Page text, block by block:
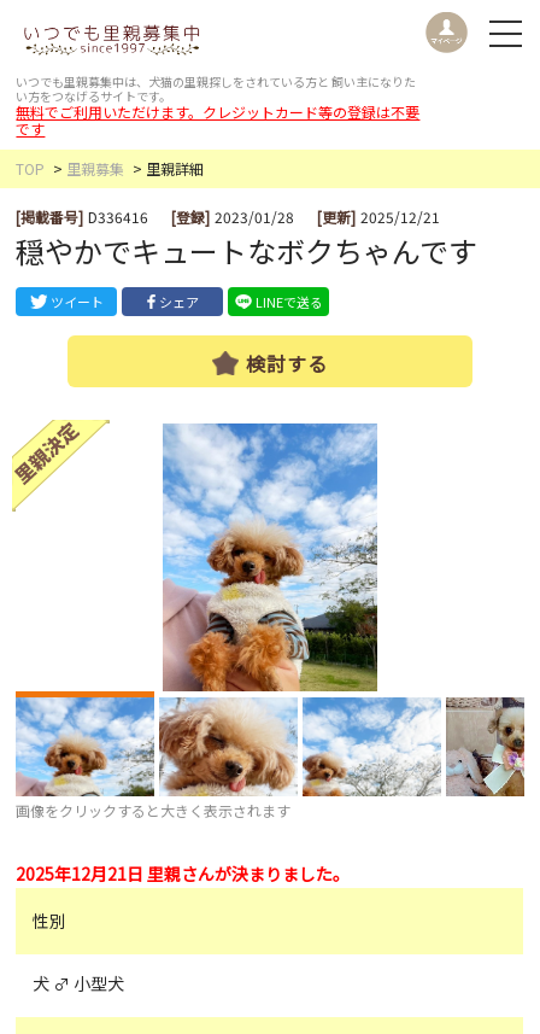
いつでも里親募集中は、犬猫の里親探しをされている方と 飼い主になりた
い方をつなげるサイトです。
無料でご利用いただけます。クレジットカード等の登録は不要
です
TOP
里親募集 里親詳細
[掲載番号] D336416 [登録] 2023/01/28 [更新] 2025/12/21
穏やかでキュートなボクちゃんです
ツイート シェア LINEで送る
検討する
画像をクリックすると大きく表示されます
2025年12月21日 里親さんが決まりました。
性別
犬 ♂ 小型犬